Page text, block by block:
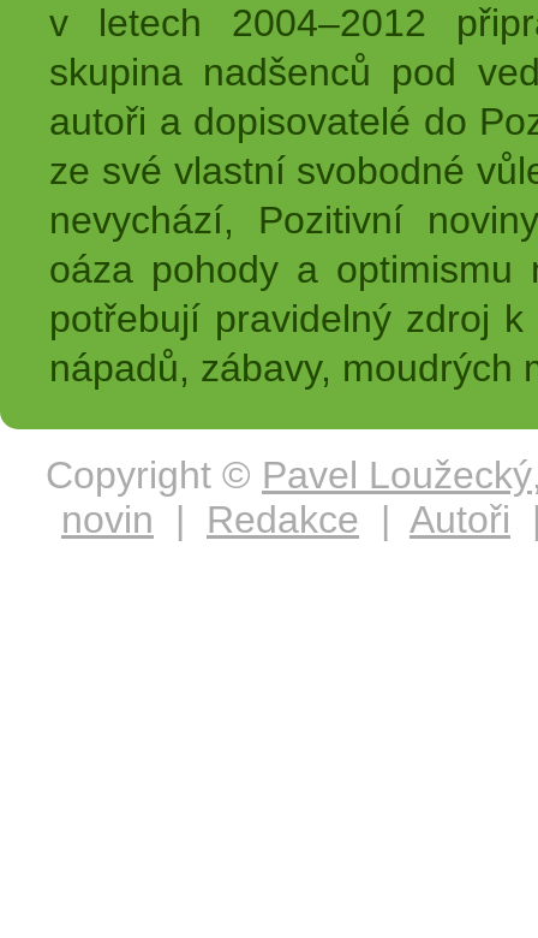
v letech 2004–2012
skupina nadšenců pod
autoři a dopisovatelé do
ze své vlastní svobodné
nevychází, Pozitivní
oáza pohody a
potřebují pravidelný zdroj
nápadů, zábavy, moudrých
Copyright © Pavel Loužecký
novin | Redakce | Autoři